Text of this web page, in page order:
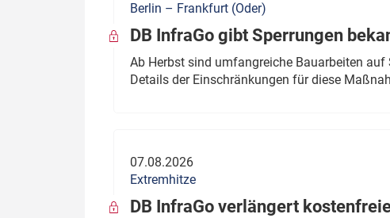
Berlin – Frankfurt (Oder)
DB InfraGo gibt Sperrungen
Ab Herbst sind umfangreiche Bauarbeiten
Details der Einschränkungen für diese
07.08.2026
Extremhitze
DB InfraGo verlängert